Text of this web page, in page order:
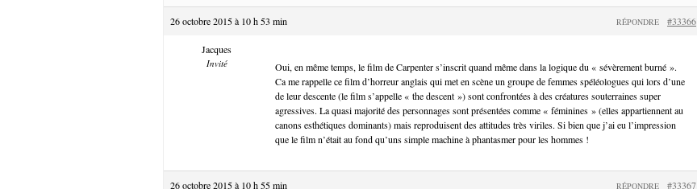
26 octobre 2015 à 10 h 53 min #33366
RÉPONDRE
Jacques
Invité
Oui, en même temps, le film de Carpenter s’inscrit quand même dans la logique du « sévèrement burné ».
Ca me rappelle ce film d’horreur anglais qui met en scène un groupe de femmes spéléologues qui lors d’une
de leur descente (le film s’appelle « the descent ») sont confrontées à des créatures souterraines super
agressives. La quasi majorité des personnages sont présentées comme « féminines » (elles appartiennent au
canons esthétiques dominants) mais reproduisent des attitudes très viriles. Si bien que j’ai eu l’impression
que le film n’était au fond qu’uns simple machine à phantasmer pour les hommes !
26 octobre 2015 à 10 h 55 min #33367
RÉPONDRE